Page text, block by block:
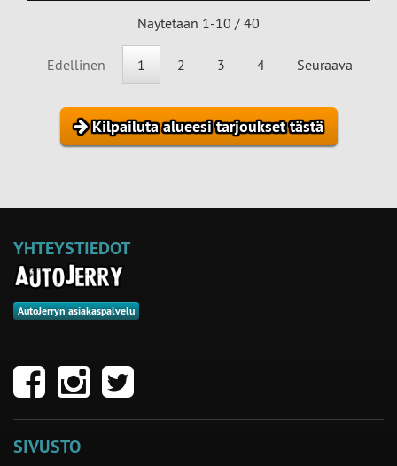
Näytetään 1-10 / 40
Edellinen 1 2 3 4 Seuraava
Kilpailuta alueesi tarjoukset tästä
YHTEYSTIEDOT
AutoJerryn asiakaspalvelu
SIVUSTO